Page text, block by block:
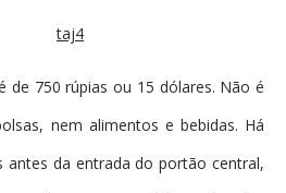
de 750 rúpias ou 15 dólares. Não é
nem alimentos e bebidas. Há
antes da entrada do portão central,